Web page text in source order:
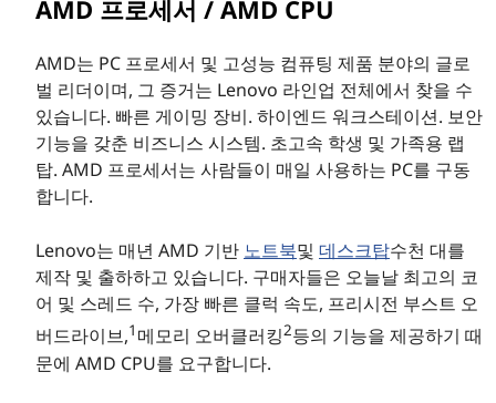
AMD 프로세서 / AMD CPU
AMD는 PC 프로세서 및 고성능 컴퓨팅 제품 분야의 글로
벌 리더이며, 그 증거는 Lenovo 라인업 전체에서 찾을 수
있습니다. 빠른 게이밍 장비. 하이엔드 워크스테이션. 보안
기능을 갖춘 비즈니스 시스템. 초고속 학생 및 가족용 랩
탑. AMD 프로세서는 사람들이 매일 사용하는 PC를 구동
합니다.
Lenovo는 매년 AMD 기반 노트북및 데스크탑수천 대를
제작 및 출하하고 있습니다. 구매자들은 오늘날 최고의 코
어 및 스레드 수, 가장 빠른 클럭 속도, 프리시전 부스트 오
버드라이브,1 메모리 오버클러킹2등의 기능을 제공하기 때
문에 AMD CPU를 요구합니다.